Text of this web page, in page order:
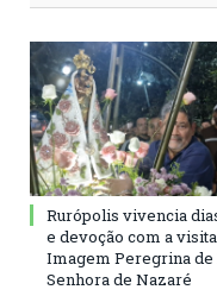
Rurópolis vivencia
e devoção com a
Imagem Peregrina de
Senhora de Nazaré